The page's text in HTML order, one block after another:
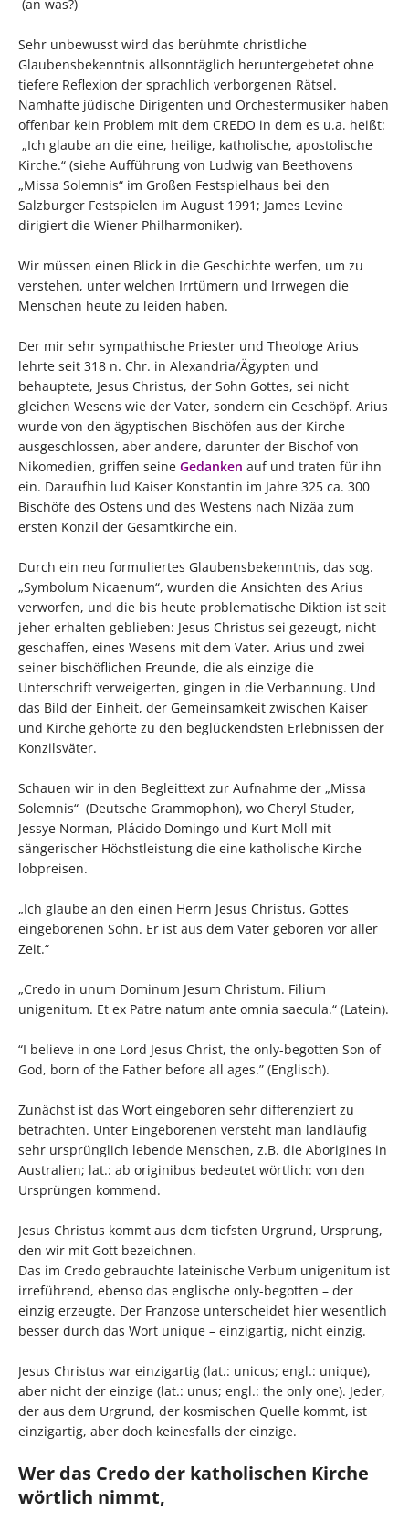
(an was?)
Sehr unbewusst wird das berühmte christliche
Glaubensbekenntnis allsonntäglich heruntergebetet ohne
tiefere Reflexion der sprachlich verborgenen Rätsel.
Namhafte jüdische Dirigenten und Orchestermusiker haben
offenbar kein Problem mit dem CREDO in dem es u.a. heißt:
„Ich glaube an die eine, heilige, katholische, apostolische
Kirche.“ (siehe Aufführung von Ludwig van Beethovens
„Missa Solemnis“ im Großen Festspielhaus bei den
Salzburger Festspielen im August 1991; James Levine
dirigiert die Wiener Philharmoniker).
Wir müssen einen Blick in die Geschichte werfen, um zu
verstehen, unter welchen Irrtümern und Irrwegen die
Menschen heute zu leiden haben.
Der mir sehr sympathische Priester und Theologe Arius
lehrte seit 318 n. Chr. in Alexandria/Ägypten und
behauptete, Jesus Christus, der Sohn Gottes, sei nicht
gleichen Wesens wie der Vater, sondern ein Geschöpf. Arius
wurde von den ägyptischen Bischöfen aus der Kirche
ausgeschlossen, aber andere, darunter der Bischof von
Nikomedien, griffen seine Gedanken auf und traten für ihn
ein. Daraufhin lud Kaiser Konstantin im Jahre 325 ca. 300
Bischöfe des Ostens und des Westens nach Nizäa zum
ersten Konzil der Gesamtkirche ein.
Durch ein neu formuliertes Glaubensbekenntnis, das sog.
„Symbolum Nicaenum“, wurden die Ansichten des Arius
verworfen, und die bis heute problematische Diktion ist seit
jeher erhalten geblieben: Jesus Christus sei gezeugt, nicht
geschaffen, eines Wesens mit dem Vater. Arius und zwei
seiner bischöflichen Freunde, die als einzige die
Unterschrift verweigerten, gingen in die Verbannung. Und
das Bild der Einheit, der Gemeinsamkeit zwischen Kaiser
und Kirche gehörte zu den beglückendsten Erlebnissen der
Konzilsväter.
Schauen wir in den Begleittext zur Aufnahme der „Missa
Solemnis“ (Deutsche Grammophon), wo Cheryl Studer,
Jessye Norman, Plácido Domingo und Kurt Moll mit
sängerischer Höchstleistung die eine katholische Kirche
lobpreisen.
„Ich glaube an den einen Herrn Jesus Christus, Gottes
eingeborenen Sohn. Er ist aus dem Vater geboren vor aller
Zeit.“
„Credo in unum Dominum Jesum Christum. Filium
unigenitum. Et ex Patre natum ante omnia saecula.“ (Latein).
“I believe in one Lord Jesus Christ, the only-begotten Son of
God, born of the Father before all ages.” (Englisch).
Zunächst ist das Wort eingeboren sehr differenziert zu
betrachten. Unter Eingeborenen versteht man landläufig
sehr ursprünglich lebende Menschen, z.B. die Aborigines in
Australien; lat.: ab originibus bedeutet wörtlich: von den
Ursprüngen kommend.
Jesus Christus kommt aus dem tiefsten Urgrund, Ursprung,
den wir mit Gott bezeichnen.
Das im Credo gebrauchte lateinische Verbum unigenitum ist
irreführend, ebenso das englische only-begotten – der
einzig erzeugte. Der Franzose unterscheidet hier wesentlich
besser durch das Wort unique – einzigartig, nicht einzig.
Jesus Christus war einzigartig (lat.: unicus; engl.: unique),
aber nicht der einzige (lat.: unus; engl.: the only one). Jeder,
der aus dem Urgrund, der kosmischen Quelle kommt, ist
einzigartig, aber doch keinesfalls der einzige.
Wer das Credo der katholischen Kirche
wörtlich nimmt,